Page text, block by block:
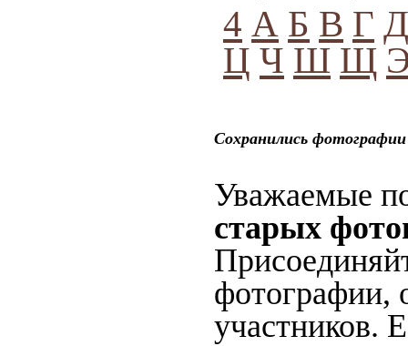
4 А Б В Г Д
Ц Ч Ш Щ
Сохранились
Уважаемые
старых
фотографии,
участников.